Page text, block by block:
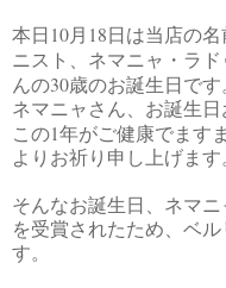
本日 10月 18 日は当店の
ニスト、ネマニャ・ラド
んの30歳のお誕生日です
ネマニャさん、お誕生日
この1年がご健康でます
よりお祈り申し上げます
そんなお誕生日、ネマ
を受賞されたため、ベ
す。